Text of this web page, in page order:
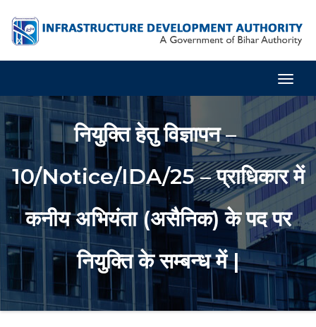
नियुक्ति हेतु विज्ञापन –
10/Notice/IDA/25 – प्राधिकार में
कनीय अभियंता (असैनिक) के पद पर
नियुक्ति के सम्बन्ध में |